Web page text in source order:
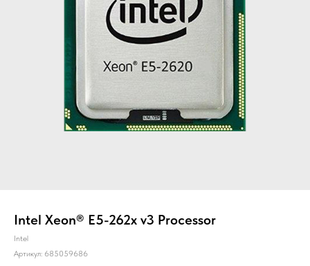
Intel Xeon® E5-262x v3 Processor
Intel
Артикул: 685059686